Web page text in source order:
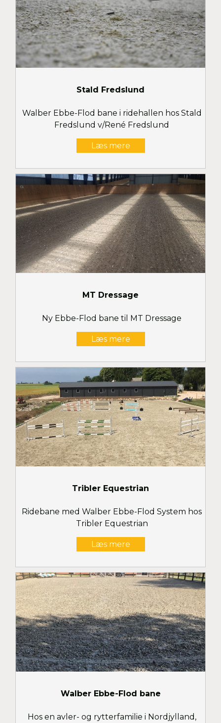
Stald Fredslund
Walber Ebbe-Flod bane i ridehallen hos Stald
Fredslund v/René Fredslund
Læs mere
MT Dressage
Ny Ebbe-Flod bane til MT Dressage
Læs mere
Tribler Equestrian
Ridebane med Walber Ebbe-Flod System hos
Tribler Equestrian
Læs mere
Walber Ebbe-Flod bane
Hos en avler- og rytterfamilie i Nordjylland,